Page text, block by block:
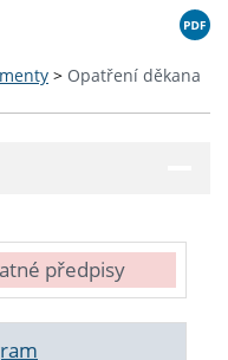
> Opatření děkana
předpisy